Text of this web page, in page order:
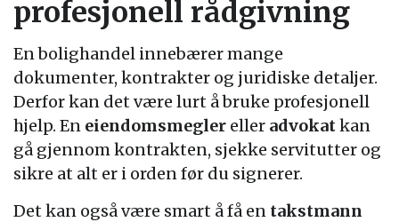
profesjonell rådgivning
En bolighandel innebærer mange
dokumenter, kontrakter og juridiske detaljer.
Derfor kan det være lurt å bruke profesjonell
hjelp. En eiendomsmegler eller advokatkan
gå gjennom kontrakten, sjekke servitutter og
sikre at alt er i orden før du signerer.
Det kan også være smart å få en takstmann